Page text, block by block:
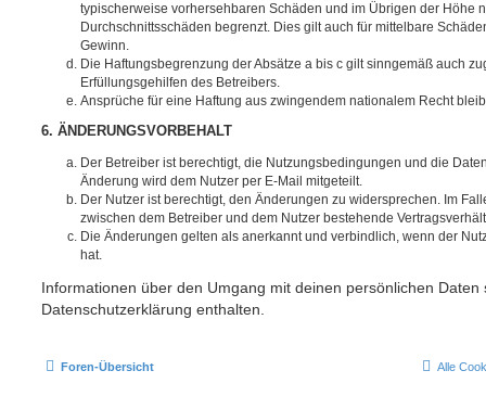
typischerweise vorhersehbaren Schäden und im Übrigen der Höhe
Durchschnittsschäden begrenzt. Dies gilt auch für mittelbare
Gewinn.
Die Haftungsbegrenzung der Absätze a bis c gilt sinngemäß auch
Erfüllungsgehilfen des Betreibers.
Ansprüche für eine Haftung aus zwingendem nationalem Recht
6. ÄNDERUNGSVORBEHALT
Der Betreiber ist berechtigt, die Nutzungsbedingungen und die
Änderung wird dem Nutzer per E-Mail mitgeteilt.
Der Nutzer ist berechtigt, den Änderungen zu widersprechen. Im
zwischen dem Betreiber und dem Nutzer bestehende
Die Änderungen gelten als anerkannt und verbindlich, wenn der
hat.
Informationen über den Umgang mit deinen persönlichen Daten
Datenschutzerklärung enthalten.
Foren-Übersicht Alle